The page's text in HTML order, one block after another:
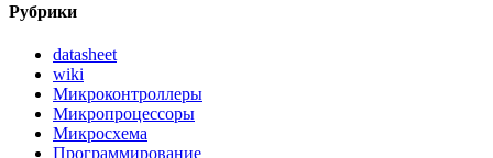
Рубрики
datasheet
wiki
Микроконтроллеры
Микропроцессоры
Микросхема
Программирование